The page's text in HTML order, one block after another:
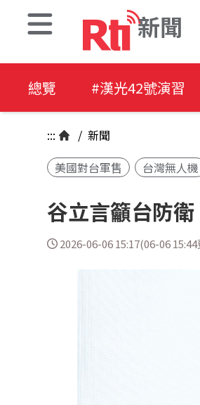
新聞
總覽 #漢光42號演習
::: / 新聞
美國對台軍售
台灣無人機
谷立言籲台防
2026-06-06 15:17(06-06